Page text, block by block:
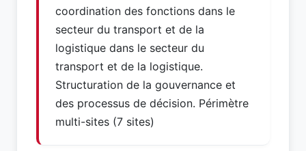
coordination des fonctions dans le
secteur du transport et de la
logistique dans le secteur du
transport et de la logistique.
Structuration de la gouvernance et
des processus de décision. Périmètre
multi-sites (7 sites)